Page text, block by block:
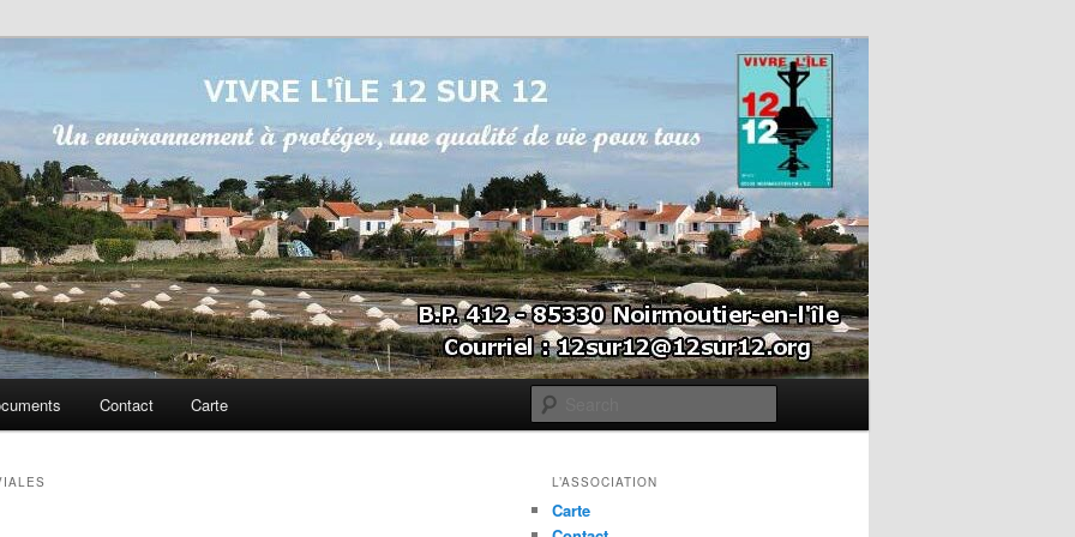
12
Contact Carte
L’ASSOCIATION
Carte